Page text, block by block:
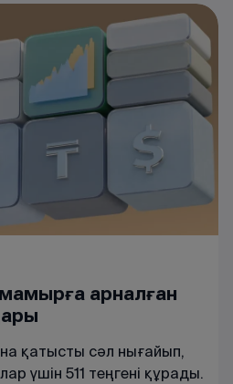
арналған
қатысты сәл нығайып,
үшін 511 теңгені құрады.